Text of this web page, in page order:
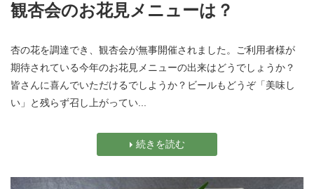
観杏会のお花見メニューは？
杏の花を調達でき、観杏会が無事開催されました。ご利用者様が
期待されている今年のお花見メニューの出来はどうでしょうか？
皆さんに喜んでいただけるでしようか？ビールもどうぞ「美味し
い」と残らず召し上がってい...
続きを読む